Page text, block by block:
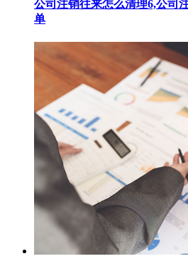
公司注销往来怎么清理6,公司
单